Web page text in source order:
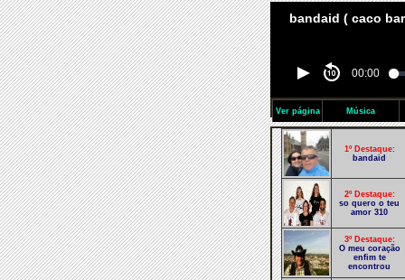
bandaid ( caco
00:00
Ver página Música
1º Destaque:
bandaid
2º Destaque:
so quero o teu
amor 310
3º Destaque:
O meu coração
enfim te
encontrou